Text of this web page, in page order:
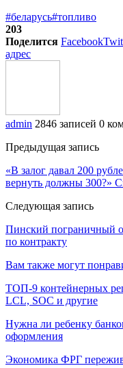
#беларусь#топливо
203
Поделится Facebook
адрес
admin 2846 записей 0
Предыдущая запись
«В залог давал 200
вернуть должны 300?»
Следующая запись
Пинский пограничный
по контракту
Вам также могут
ТОП-9 контейнерных
LCL, SOC и другие
Нужна ли ребенку
оформления
Экономика ФРГ